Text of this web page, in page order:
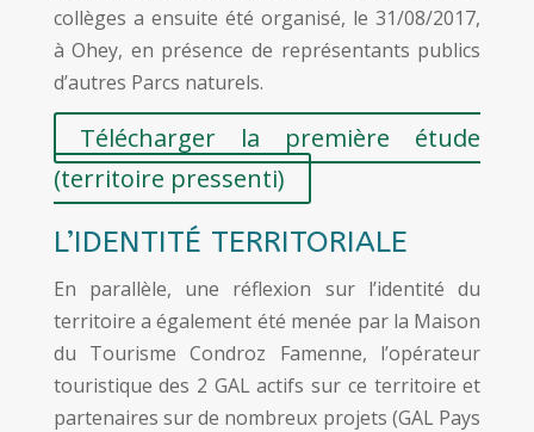
collèges a ensuite été organisé, le 31/08/2017,
à Ohey, en présence de représentants publics
d’autres Parcs naturels.
Télécharger la première étude
(territoire pressenti)
L’IDENTITÉ TERRITORIALE
En parallèle, une réflexion sur l’identité du
territoire a également été menée par la Maison
du Tourisme Condroz Famenne, l’opérateur
touristique des 2 GAL actifs sur ce territoire et
partenaires sur de nombreux projets (GAL Pays